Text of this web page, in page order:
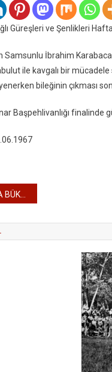
Güreşleri ve Şenlikleri
Samsunlu İbrahim
ile kavgalı bir
bileğinin çıkması
Başpehlivanlığı
– 1966